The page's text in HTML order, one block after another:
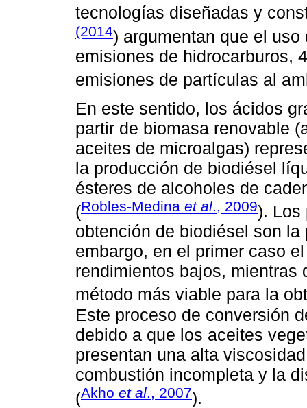
tecnologías diseñadas y
(2014) argumentan que el
emisiones de hidrocarburos,
emisiones de partículas al
En este sentido, los ácidos
partir de biomasa renovable
aceites de microalgas)
la producción de biodiésel
ésteres de alcoholes de
(Robles-Medina et al., 2009). Los
obtención de biodiésel son
embargo, en el primer caso
rendimientos bajos, mientras
método más viable para la
Este proceso de conversión
debido a que los aceites
presentan una alta
combustión incompleta y la
(Akho et al., 2007).